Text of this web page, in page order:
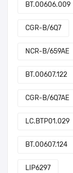
BT.00606.009
CGR-B/6Q7
NCR-B/659AE
BT.00607.122
CGR-B/6Q7AE
LC.BTP01.029
BT.00607.124
LIP6297